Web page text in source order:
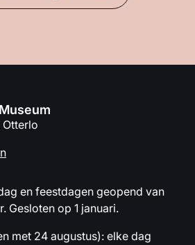
Otterlo
en feestdagen geopend van
Gesloten op 1 januari.
met 24 augustus): elke dag